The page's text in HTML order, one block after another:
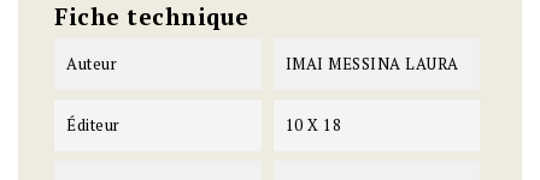
Fiche technique
Auteur IMAI MESSINA LAURA
Éditeur 10 X 18